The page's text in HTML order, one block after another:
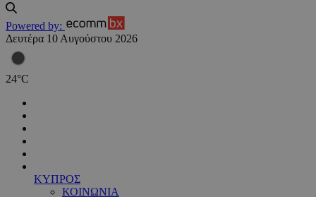
Powered by:
Δευτέρα 10 Αυγούστου 2026
24°C
ΚΥΠΡΟΣ
ΚΟΙΝΩΝΙΑ